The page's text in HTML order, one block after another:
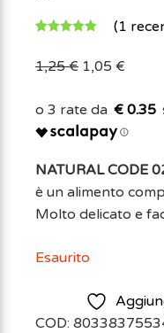
5.00su 5
recensioni
(1
1,25€ 1,05 €
€ 0.35
NATURAL CODE
è un alimento
Molto delicato e
Esaurito
COD: